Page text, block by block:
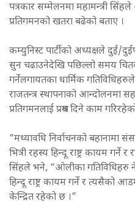
पत्रकार सम्मेलनमा महामन्त्री
प्रतिगमनको खतरा बढेको बताए ।
कम्युनिस्ट पार्टीको अध्यक्षले दुई/
सुन चढाउनेदेखि पछिल्लो समय
गर्नेलगायतका धार्मिक
राजतन्त्र स्थापनाको आन्दोलनमा
प्रतिगमनलाई प्रश्रय दिने काम
“मध्यावधि निर्वाचनको बहानामा
भित्री रहस्य हिन्दू राष्ट्र कायम गर्ने र
सिंहले भने, “ओलीका गतिविधिहरु
हिन्दू राष्ट्र कायम गर्ने र त्यसैको
केन्द्रित रहेको छ ।”